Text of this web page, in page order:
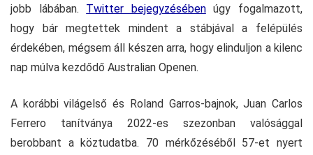
jobb lábában. Twitter bejegyzésébenúgy fogalmazott,
hogy bár megtettek mindent a stábjával a felépülés
érdekében, mégsem áll készen arra, hogy elinduljon a kilenc
nap múlva kezdődő Australian Openen.
A korábbi világelső és Roland Garros-bajnok, Juan Carlos
Ferrero tanítványa 2022-es szezonban valósággal
berobbant a köztudatba. 70 mérkőzéséből 57-et nyert